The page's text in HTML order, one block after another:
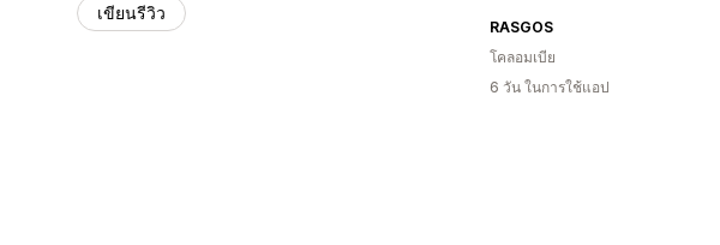
เขียนรีวิว
RASGOS
โคลอมเบีย
6 วัน ในการใช้แอป